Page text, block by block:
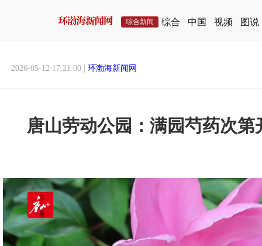
综合新闻 综合 中国 视频 图说
2026-05-12 17:21:00 | 环渤海新闻网
唐山劳动公园：满园芍药次